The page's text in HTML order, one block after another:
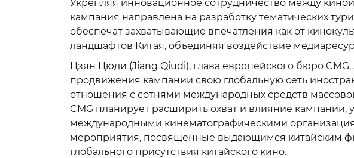
Укрепляя инновационное сотрудничество между
кампания направлена на разработку тематических
обеспечат захватывающие впечатления как от
ландшафтов Китая, объединяя воздействие
Цзян Цюди (Jiang Qiudi), глава европейского бюро CMG,
продвижения кампании свою глобальную сеть
отношения с сотнями международных средств
CMG планирует расширить охват и влияние кампании,
международными кинематографическими
мероприятия, посвященные выдающимся китайским
глобального присутствия китайского кино.